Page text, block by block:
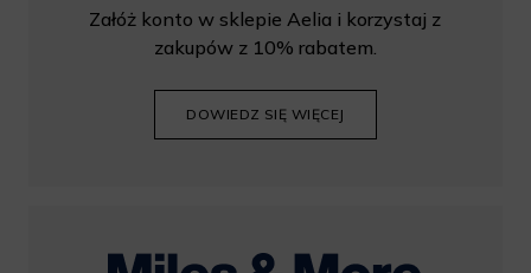
Załóż konto w sklepie Aelia i korzystaj z
zakupów z 10% rabatem.
DOWIEDZ SIĘ WIĘCEJ